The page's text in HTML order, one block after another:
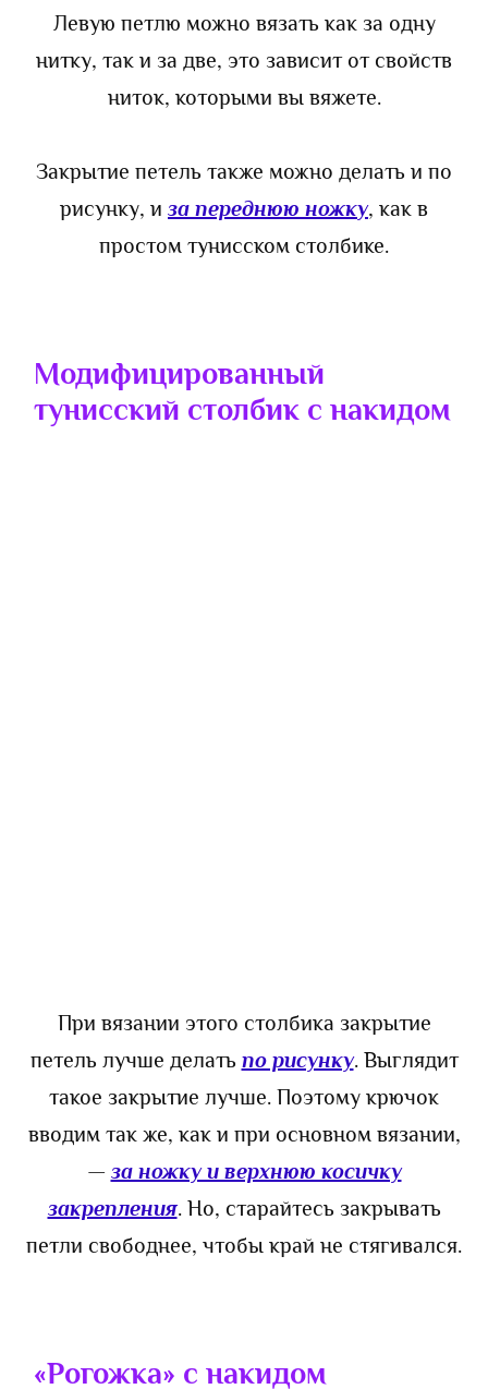
Левую петлю можно вязать как за одну
нитку, так и за две, это зависит от свойств
ниток, которыми вы вяжете.
Закрытие петель также можно делать и по
рисунку, и за переднюю ножку, как в
простом тунисском столбике.
Модифицированный
тунисский столбик с накидом
При вязании этого столбика закрытие
петель лучше делать по рисунку. Выглядит
такое закрытие лучше. Поэтому крючок
вводим так же, как и при основном вязании,
— за ножку и верхнюю косичку
закрепления. Но, старайтесь закрывать
петли свободнее, чтобы край не стягивался.
«Рогожка» с накидом